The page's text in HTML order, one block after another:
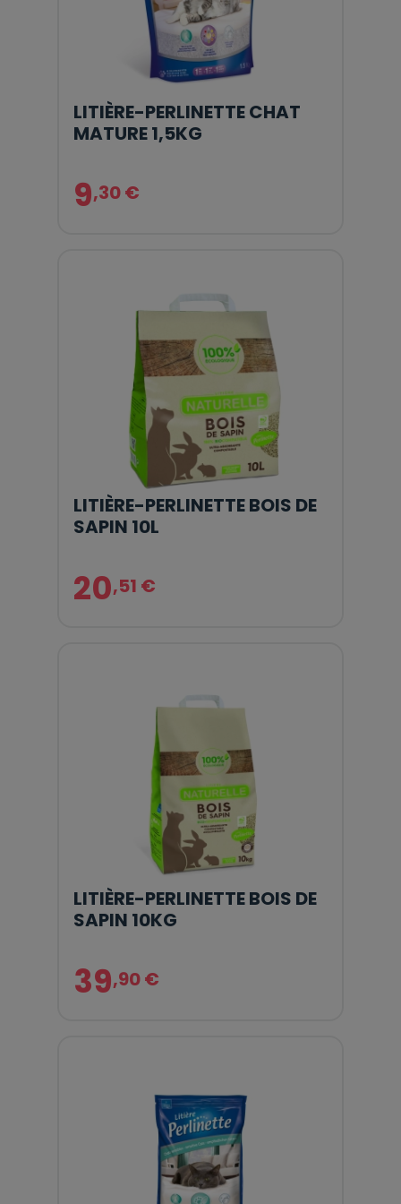
LITIÈRE-PERLINETTE CHAT
MATURE 1,5KG
9,30 €
LITIÈRE-PERLINETTE BOIS DE
SAPIN 10L
20,51 €
LITIÈRE-PERLINETTE BOIS DE
SAPIN 10KG
39,90 €